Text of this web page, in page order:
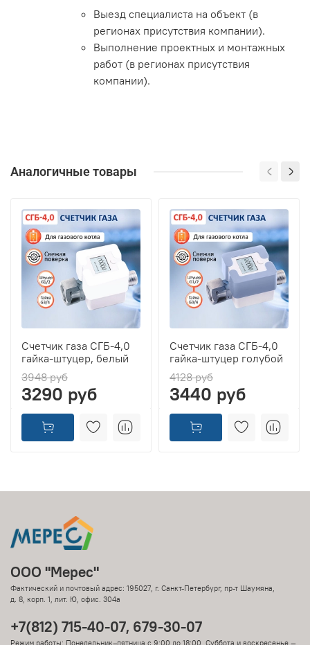
Выезд специалиста на объект (в
регионах присутствия компании).
Выполнение проектных и монтажных
работ (в регионах присутствия
компании).
Аналогичные товары
Счетчик газа СГБ-4,0
гайка-штуцер, белый
3948 руб
3290 руб
Счетчик газа СГБ-4,0
гайка-штуцер голубой
4128 руб
3440 руб
ООО "Мерес"
Фактический и почтовый адрес: 195027, г. Санкт-Петербург, пр-т Шаумяна,
д. 8, корп. 1, лит. Ю, офис. 304а
+7(812) 715-40-07, 679-30-07
Режим работы: Понедельник–пятница с 9:00 до 18:00 Суббота и воскресенье —